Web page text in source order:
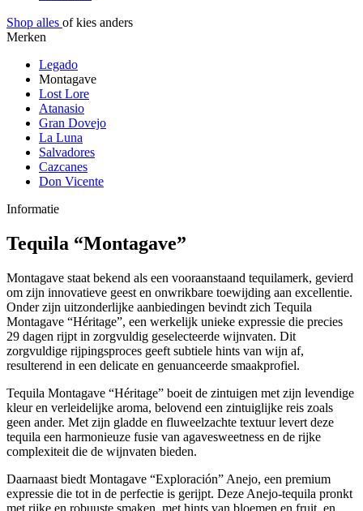
Shop alles of kies anders
Merken
Legado
Montagave
Lost Lore
Atanasio
Gran Dovejo
La Luna
Salvadores
Cazcanes
Don Vicente
Informatie
Tequila “Montagave”
Montagave staat bekend als een vooraanstaand tequilamerk, gevierd
om zijn innovatieve geest en onwrikbare toewijding aan excellentie.
Onder zijn uitzonderlijke aanbiedingen bevindt zich Tequila
Montagave “Héritage”, een werkelijk unieke expressie die precies
29 dagen rijpt in zorgvuldig geselecteerde wijnvaten. Dit
zorgvuldige rijpingsproces geeft subtiele hints van wijn af,
resulterend in een delicate en genuanceerde smaakprofiel.
Tequila Montagave “Héritage” boeit de zintuigen met zijn levendige
kleur en verleidelijke aroma, belovend een zintuiglijke reis zoals
geen ander. Met zijn gladde en fluweelzachte textuur levert deze
tequila een harmonieuze fusie van agavesweetness en de rijke
complexiteit die de wijnvaten bieden.
Daarnaast biedt Montagave “Exploración” Anejo, een premium
expressie die tot in de perfectie is gerijpt. Deze Anejo-tequila pronkt